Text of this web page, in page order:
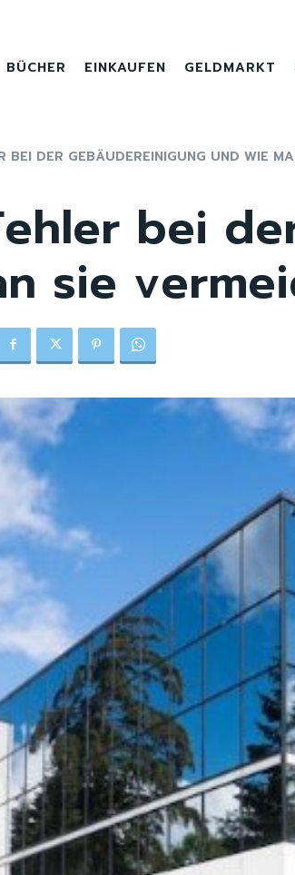
BÜCHER EINKAUFEN GELDMARKT
BEI DER GEBÄUDEREINIGUNG UND WIE
bei
sie